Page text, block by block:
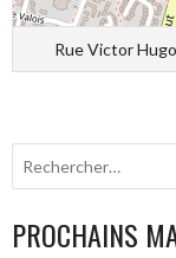
Rue Victor
PROCHAINS